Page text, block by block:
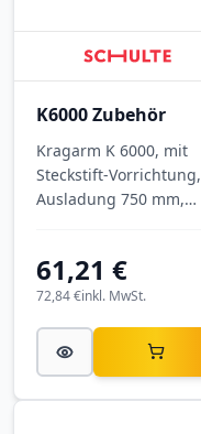
K6000 Zubehör
Kragarm K 6000, mit
Steckstift-Vorrichtung,
Ausladung 750 mm,
61,21 €
inkl. MwSt.
72,84 €